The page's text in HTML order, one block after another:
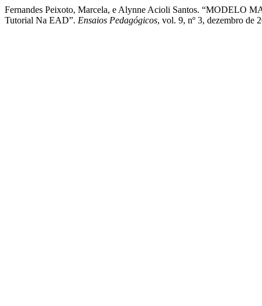
Fernandes Peixoto, Marcela, e Alynne Acioli Santos. “MODELO
Tutorial Na EAD”. Ensaios Pedagógicos, vol. 9, nº 3, dezembro de